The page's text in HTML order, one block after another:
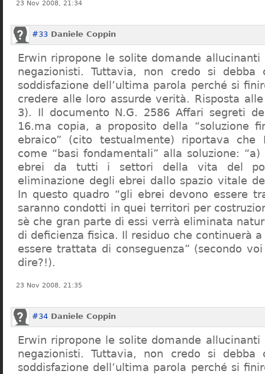
23 Nov 2008, 21:34
#33 Daniele Coppin
Erwin ripropone le solite domande
negazionisti. Tuttavia, non credo si debba
soddisfazione dell’ultima parola perché si
credere alle loro assurde verità. Risposta
3). Il documento N.G. 2586 Affari segreti
16.ma copia, a proposito della “soluzione
ebraico” (cito testualmente) riportava che
come “basi fondamentali” alla soluzione:
ebrei da tutti i settori della vita del
eliminazione degli ebrei dallo spazio vitale
In questo quadro “gli ebrei devono essere
saranno condotti in quei territori per
sè che gran parte di essi verrà eliminata
di deficienza fisica. Il residuo che continuerà
essere trattata di conseguenza” (secondo
dire?!).
23 Nov 2008, 21:35
#34 Daniele Coppin
Erwin ripropone le solite domande
negazionisti. Tuttavia, non credo si debba
soddisfazione dell’ultima parola perché si